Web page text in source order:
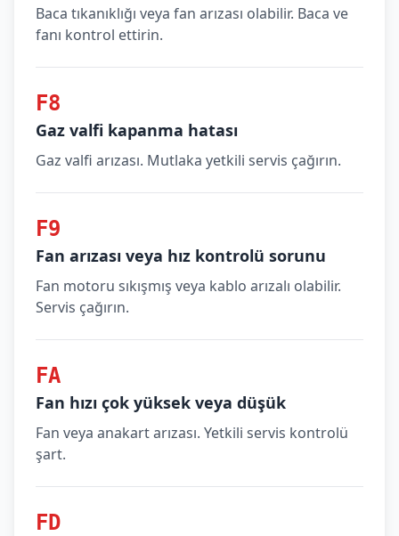
Baca tıkanıklığı veya fan arızası olabilir. Baca ve
fanı kontrol ettirin.
F8
Gaz valfi kapanma hatası
Gaz valfi arızası. Mutlaka yetkili servis çağırın.
F9
Fan arızası veya hız kontrolü sorunu
Fan motoru sıkışmış veya kablo arızalı olabilir.
Servis çağırın.
FA
Fan hızı çok yüksek veya düşük
Fan veya anakart arızası. Yetkili servis kontrolü
şart.
FD